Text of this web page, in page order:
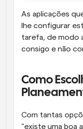
As aplicações
lhe configurar
tarefa, de modo
consigo e não
Como
Com tantas
"existe uma boa